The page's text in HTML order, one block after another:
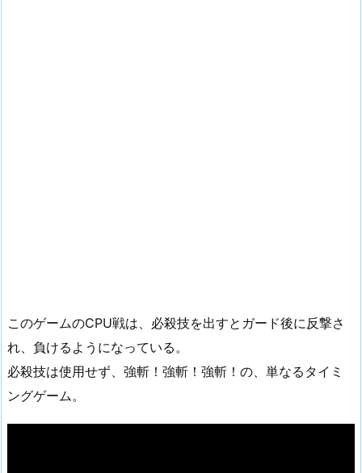
このゲームのCPU戦は、必殺技を出すとガード後に反撃さ
れ、負けるようになっている。
必殺技は使用せず、強斬！強斬！強斬！の、単なるタイミ
ングゲーム。